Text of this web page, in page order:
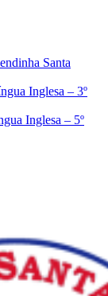
Santa
Inglesa – 3º
Inglesa – 5º